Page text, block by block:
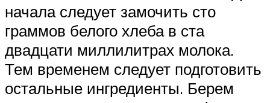
начала следует замочить сто
граммов белого хлеба в ста
двадцати миллилитрах молока.
Тем временем следует подготовить
остальные ингредиенты. Берем